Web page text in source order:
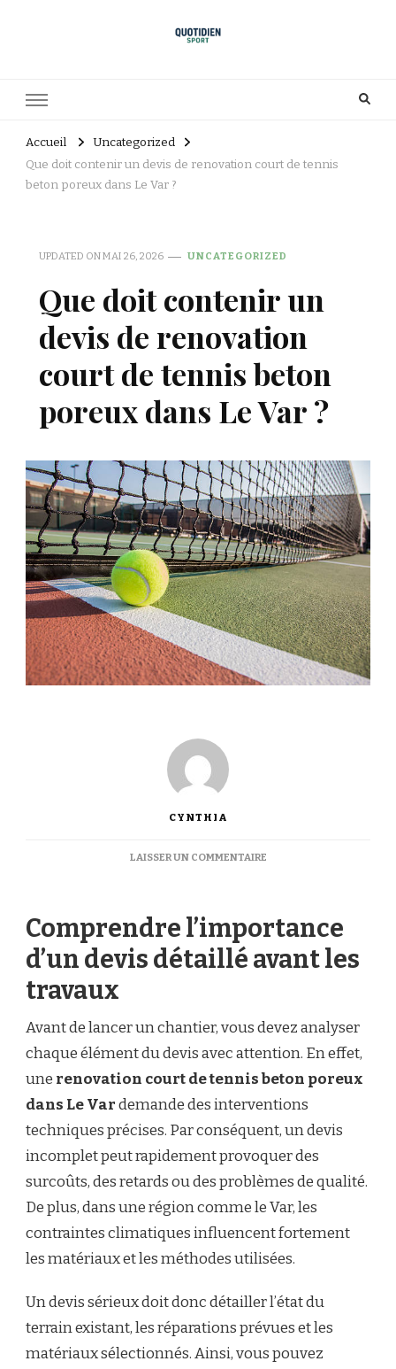
Accueil
Uncategorized
Que doit contenir un devis de renovation court de tennis
beton poreux dans Le Var ?
UPDATED ONMAI 26, 2026 UNCATEGORIZED
Que doit contenir un
devis de renovation
court de tennis beton
poreux dans Le Var ?
CYNTHIA
LAISSER UN COMMENTAIRESUR
UN
DEVIS
DE
TENNIS
POREUX
DANS
VAR
?
Comprendre l’importance
d’un devis détaillé avant les
travaux
Avant de lancer un chantier, vous devez analyser
chaque élément du devis avec attention. En effet,
une renovation court de tennis beton poreux
dans Le Vardemande des interventions
techniques précises. Par conséquent, un devis
incomplet peut rapidement provoquer des
surcoûts, des retards ou des problèmes de qualité.
De plus, dans une région comme le Var, les
contraintes climatiques influencent fortement
les matériaux et les méthodes utilisées.
Un devis sérieux doit donc détailler l’état du
terrain existant, les réparations prévues et les
matériaux sélectionnés. Ainsi, vous pouvez